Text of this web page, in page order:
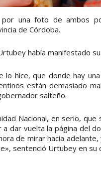
por una foto de ambos
de Córdoba.
había manifestado
lo hice, que donde hay
están demasiado
salteño.
Nacional, en serio,
dar vuelta la página del
de mirar hacia
sentenció Urtubey en su